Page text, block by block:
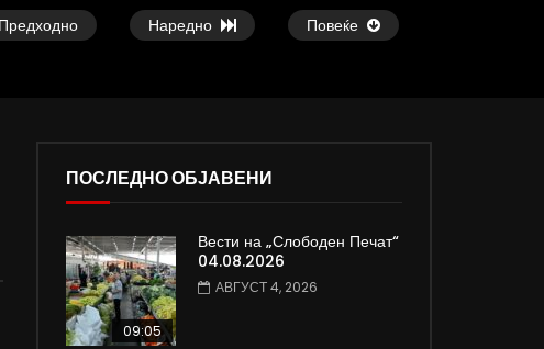
Предходно Наредно Повеќе
02:57
ВИДЕОАНКЕТА: Дали граѓаните знаат
што е „Скопје 2028“ и како ќе се
трошат нивните пари?
ЈУЛИ 31, 2026
0
1.3K
ПОСЛЕДНО ОБЈАВЕНИ
09:05
Вести на „Слободен Печат“
04.08.2026
АВГУСТ 4, 2026